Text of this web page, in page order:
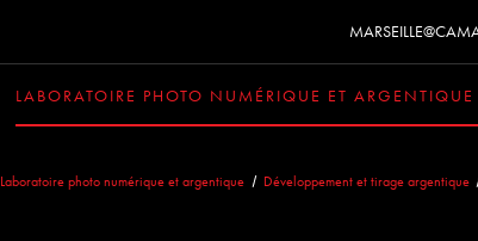
LABORATOIRE PHOTO NUMÉRIQUE ET ARGENTIQUE
Laboratoire photo numérique et argentique Développement et tirage argentique